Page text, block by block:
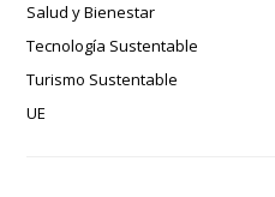
Salud y Bienestar
Tecnología Sustentable
Turismo Sustentable
UE